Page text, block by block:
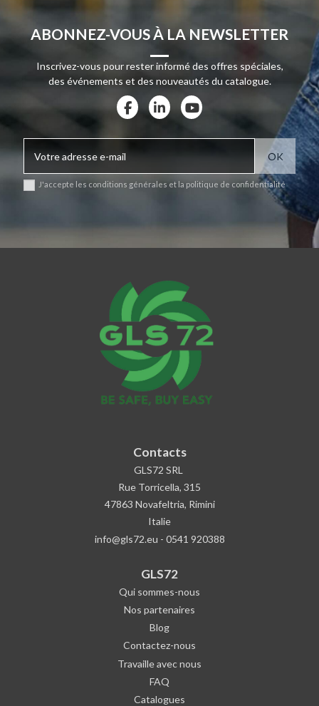
ABONNEZ-VOUS À LA NEWSLETTER
Inscrivez-vous pour rester informé des offres spéciales,
des événements et des nouveautés du catalogue.
J'accepte les conditions générales et la politique de confidentialité
Contacts
GLS72 SRL
Rue Torricella, 315
47863 Novafeltria, Rimini
Italie
info@gls72.eu - 0541 920388
GLS72
Qui sommes-nous
Nos partenaires
Blog
Contactez-nous
Travaille avec nous
FAQ
Catalogues